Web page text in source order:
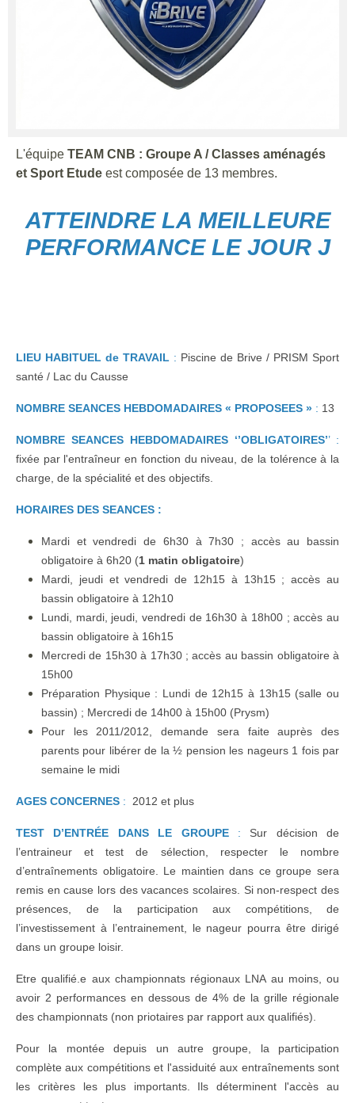
L'équipe TEAM CNB : Groupe A / Classes aménagés
et Sport Etude est composée de 13 membres.
ATTEINDRE LA MEILLEURE
PERFORMANCE LE JOUR J
LIEU HABITUEL de TRAVAIL : Piscine de Brive / PRISM Sport
santé / Lac du Causse
NOMBRE SEANCES HEBDOMADAIRES « PROPOSEES » : 13
NOMBRE SEANCES HEBDOMADAIRES ‘’OBLIGATOIRES’’ :
fixée par l'entraîneur en fonction du niveau, de la tolérence à la
charge, de la spécialité et des objectifs.
HORAIRES DES SEANCES :
Mardi et vendredi de 6h30 à 7h30 ; accès au bassin
obligatoire à 6h20 (1 matin obligatoire)
Mardi, jeudi et vendredi de 12h15 à 13h15 ; accès au
bassin obligatoire à 12h10
Lundi, mardi, jeudi, vendredi de 16h30 à 18h00 ; accès au
bassin obligatoire à 16h15
Mercredi de 15h30 à 17h30 ; accès au bassin obligatoire à
15h00
Préparation Physique : Lundi de 12h15 à 13h15 (salle ou
bassin) ; Mercredi de 14h00 à 15h00 (Prysm)
Pour les 2011/2012, demande sera faite auprès des
parents pour libérer de la ½ pension les nageurs 1 fois par
semaine le midi
AGES CONCERNES : 2012 et plus
TEST D’ENTRÉE DANS LE GROUPE: Sur décision de
l’entraineur et test de sélection, respecter le nombre
d’entraînements obligatoire. Le maintien dans ce groupe sera
remis en cause lors des vacances scolaires. Si non-respect des
présences, de la participation aux compétitions, de
l’investissement à l’entrainement, le nageur pourra être dirigé
dans un groupe loisir.
Etre qualifié.e aux championnats régionaux LNA au moins, ou
avoir 2 performances en dessous de 4% de la grille régionale
des championnats (non priotaires par rapport aux qualifiés).
Pour la montée depuis un autre groupe, la participation
complète aux compétitions et l'assiduité aux entraînements sont
les critères les plus importants. Ils déterminent l'accès au